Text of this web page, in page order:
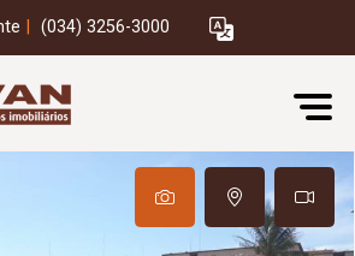
(034) 3256-3000